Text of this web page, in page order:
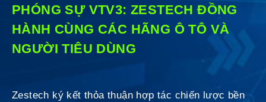
PHÓNG SỰ VTV3: ZESTECH ĐỒNG
HÀNH CÙNG CÁC HÃNG Ô TÔ VÀ
NGƯỜI TIÊU DÙNG
Zestech ký kết thỏa thuận hợp tác chiến lược bền